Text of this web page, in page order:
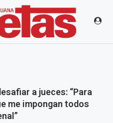
a jueces: “Para
me impongan todos